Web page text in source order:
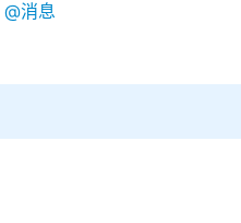
@消息